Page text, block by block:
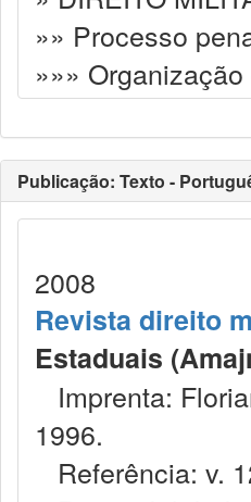
»» Processo
»»»
Publicação: Texto -
2008
Revista direito
Estaduais
Imprenta:
1996.
Referência: v.